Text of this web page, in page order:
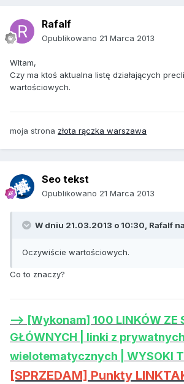
Rafalf
Opublikowano 21 Marca 2013
WItam,
Czy ma ktoś aktualna listę działających
wartościowych.
moja strona złota rączka warszawa
Seo tekst
Opublikowano 21 Marca 2013
W dniu 21.03.2013 o 10:30, Rafalf
Oczywiście wartościowych.
Co to znaczy?
--> [Wykonam] 100 LINKÓW ZE
GŁÓWNYCH | linki z
wielotematycznych | WYSOKI
[SPRZEDAM] Punkty